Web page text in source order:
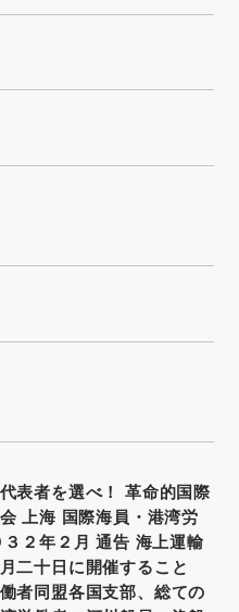
表者を選べ！ 革命的国際
上海 国際海員・港湾労
２年２月 通告 海上運輸
二十日に開催すること
者同盟各国支部、総ての